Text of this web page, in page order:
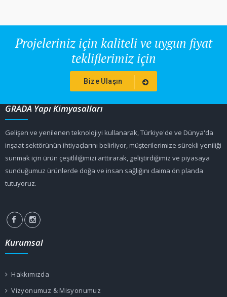
Projeleriniz için kaliteli ve uygun fiyat
tekliflerimiz için
Bize Ulaşın
GRADA Yapı Kimyasalları
Gelişen ve yenilenen teknolojiyi kullanarak, Türkiye'de ve Dünya'da
inşaat sektörünün ihtiyaçlarını belirliyor, müşterilerimize sürekli yeniliği
sunmak için ürün çeşitliliğimizi arttırarak, geliştirdiğimiz ve piyasaya
sunduğumuz ürünlerde doğa ve insan sağlığını daima ön planda
tutuyoruz.
Kurumsal
Hakkımızda
Vizyonumuz & Misyonumuz